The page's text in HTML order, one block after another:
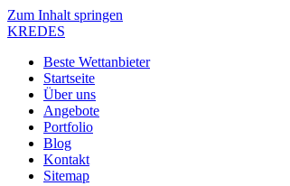
Zum Inhalt springen
KREDES
Beste Wettanbieter
Startseite
Über uns
Angebote
Portfolio
Blog
Kontakt
Sitemap